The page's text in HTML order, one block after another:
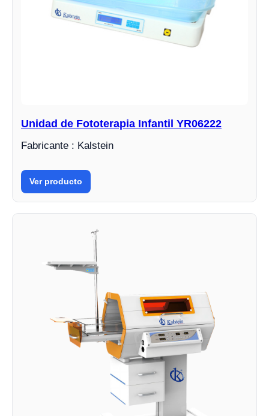
Unidad de Fototerapia Infantil YR06222
Fabricante : Kalstein
Ver producto